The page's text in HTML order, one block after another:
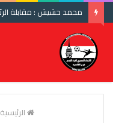
الرئيسية